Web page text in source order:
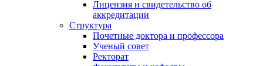
Лицензия и свидетельство об
аккредитации
Структура
Почетные доктора и профессора
Ученый совет
Ректорат